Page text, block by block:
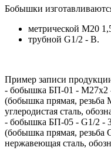
Бобышки
метрической М20
трубной G1/2 - В.
Пример записи
- бобышка БП-01 - М27x2
(бобышка прямая, резьба
углеродистая сталь,
- бобышка БП-05 - G1/2 -
(бобышка прямая, резьба
нержавеющая сталь,